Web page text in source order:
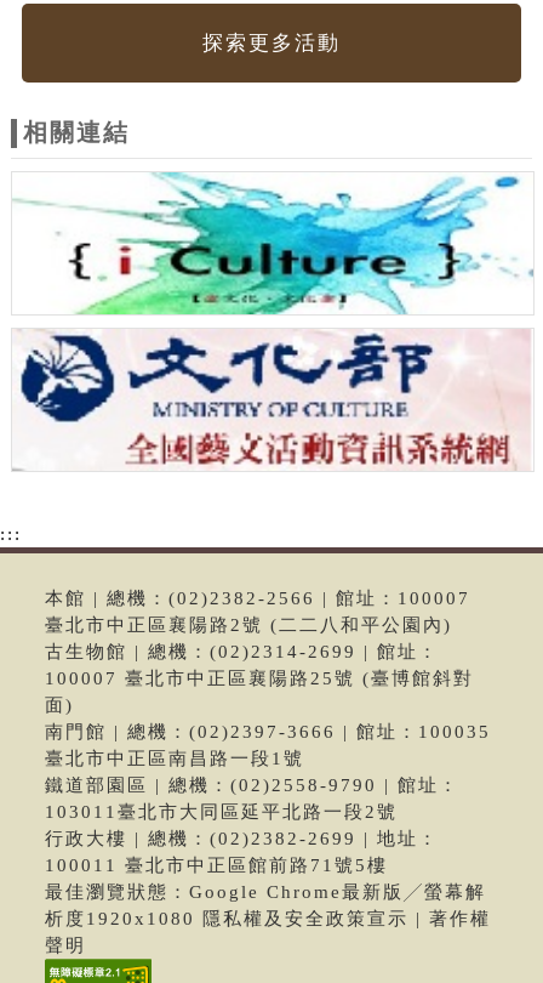
探索更多活動
相關連結
:::
本館 | 總機：(02)2382-2566 | 館址：100007
臺北市中正區襄陽路2號 (二二八和平公園內)
古生物館 | 總機：(02)2314-2699 | 館址：
100007 臺北市中正區襄陽路25號 (臺博館斜對
面)
南門館 | 總機：(02)2397-3666 | 館址：100035
臺北市中正區南昌路一段1號
鐵道部園區 | 總機：(02)2558-9790 | 館址：
103011臺北市大同區延平北路一段2號
行政大樓 | 總機：(02)2382-2699 | 地址：
100011 臺北市中正區館前路71號5樓
最佳瀏覽狀態：Google Chrome最新版╱螢幕解
析度1920x1080 隱私權及安全政策宣示 | 著作權
聲明